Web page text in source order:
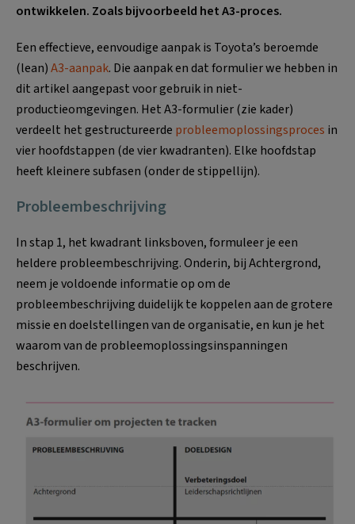
ontwikkelen. Zoals bijvoorbeeld het A3-proces.
Een effectieve, eenvoudige aanpak is Toyota’s beroemde
(lean)A3-aanpak. Die aanpak en dat formulier we hebben in
dit artikel aangepast voor gebruik in niet-
productieomgevingen. Het A3-formulier (zie kader)
verdeelt het gestructureerde probleemoplossingsproces in
vier hoofdstappen (de vier kwadranten). Elke hoofdstap
heeft kleinere subfasen (onder de stippellijn).
Probleembeschrijving
In stap 1, het kwadrant linksboven, formuleer je een
heldere probleembeschrijving. Onderin, bij Achtergrond,
neem je voldoende informatie op om de
probleembeschrijving duidelijk te koppelen aan de grotere
missie en doelstellingen van de organisatie, en kun je het
waarom van de probleemoplossingsinspanningen
beschrijven.